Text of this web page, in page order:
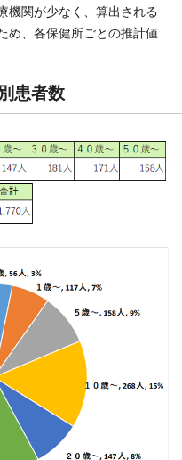
関が少なく、算出される
め、各保健所ごとの推計値
患者数